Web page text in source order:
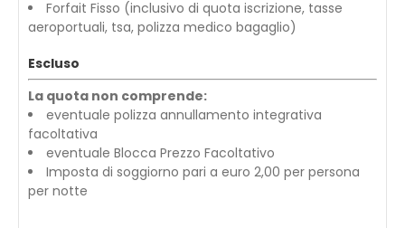
Forfait Fisso (inclusivo di quota iscrizione, tasse
aeroportuali, tsa, polizza medico bagaglio)
Escluso
La quota non comprende:
eventuale polizza annullamento integrativa
facoltativa
eventuale Blocca Prezzo Facoltativo
Imposta di soggiorno pari a euro 2,00 per persona
per notte